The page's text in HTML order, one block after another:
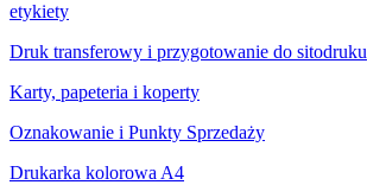
etykiety
Druk transferowy i przygotowanie do sitodruku
Karty, papeteria i koperty
Oznakowanie i Punkty Sprzedaży
Drukarka kolorowa A4